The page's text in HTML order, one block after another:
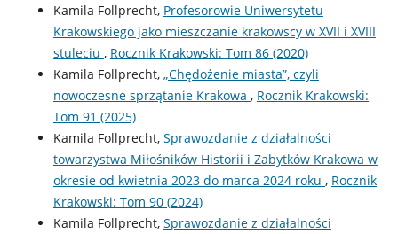
Kamila Follprecht, Profesorowie Uniwersytetu
Krakowskiego jako mieszczanie krakowscy w XVII i XVIII
stuleciu , Rocznik Krakowski: Tom 86 (2020)
Kamila Follprecht, „Chędożenie miasta”, czyli
nowoczesne sprzątanie Krakowa , Rocznik Krakowski:
Tom 91 (2025)
Kamila Follprecht, Sprawozdanie z działalności
towarzystwa Miłośników Historii i Zabytków Krakowa w
okresie od kwietnia 2023 do marca 2024 roku , Rocznik
Krakowski: Tom 90 (2024)
Kamila Follprecht, Sprawozdanie z działalności